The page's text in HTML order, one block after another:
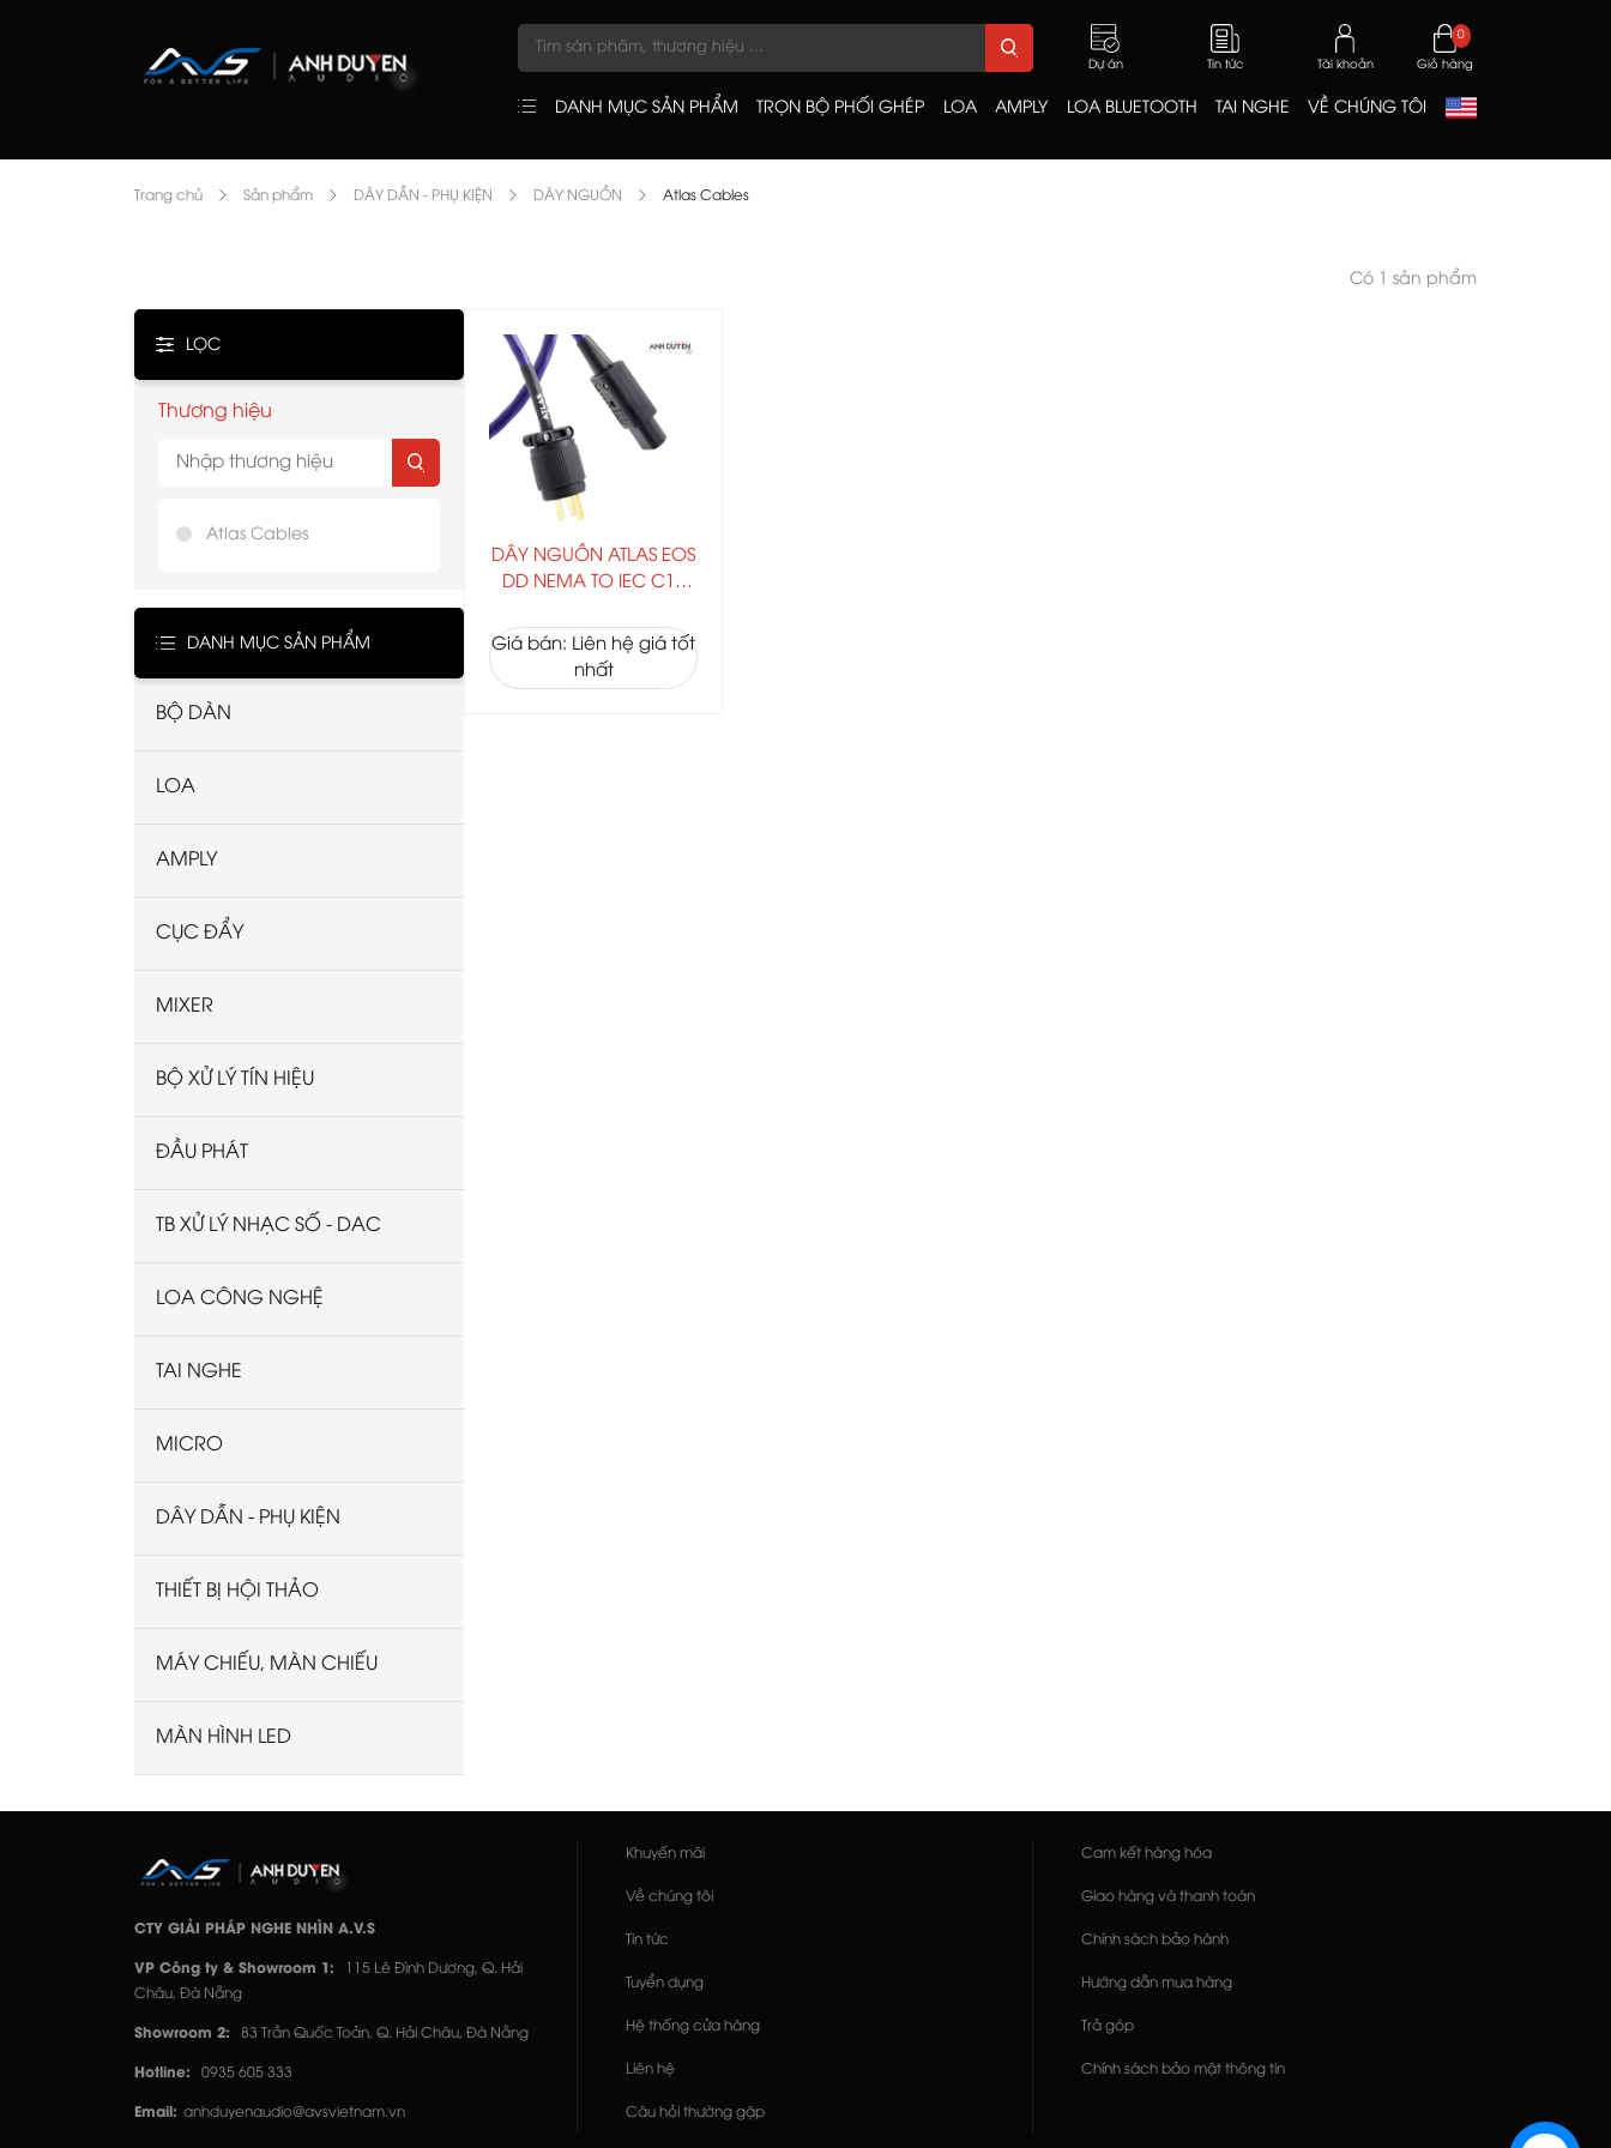
Dự án Tin tức Tài khoản Giỏ hàng
0
DANH MỤC SẢN PHẨM TRỌN BỘ PHỐI GHÉP LOA AMPLY LOA BLUETOOTH TAI NGHE VỀ CHÚNG TÔI
Trang chủ Sản phẩm DÂY DẪN - PHỤ KIỆN DÂY NGUỒN Atlas Cables
LỌC
Thương hiệu
Atlas Cables
DANH MỤC SẢN PHẨM
BỘ DÀN
LOA
AMPLY
CỤC ĐẨY
MIXER
BỘ XỬ LÝ TÍN HIỆU
ĐẦU PHÁT
TB XỬ LÝ NHẠC SỐ - DAC
LOA CÔNG NGHỆ
TAI NGHE
MICRO
DÂY DẪN - PHỤ KIỆN
THIẾT BỊ HỘI THẢO
MÁY CHIẾU, MÀN CHIẾU
MÀN HÌNH LED
Có 1 sản phẩm
DÂY NGUỒN ATLAS EOS
DD NEMA TO IEC C13
Giá bán: Liên hệ giá tốt
nhất
CTY GIẢI PHÁP NGHE NHÌN A.V.S
VP Công ty & Showroom 1:
115 Lê Đình Dương, Q. Hải
Châu, Đà Nẵng
Showroom 2: 83 Trần Quốc Toản, Q. Hải Châu, Đà Nẵng
Hotline: 0935 605 333
Email: anhduyenaudio@avsvietnam.vn
Khuyến mãi
Về chúng tôi
Tin tức
Tuyển dụng
Hệ thống cửa hàng
Liên hệ
Câu hỏi thường gặp
Cam kết hàng hóa
Giao hàng và thanh toán
Chính sách bảo hành
Hướng dẫn mua hàng
Trả góp
Chính sách bảo mật thông tin